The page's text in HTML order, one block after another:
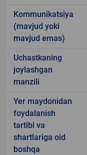
Kommunikatsiya
(mavjud yoki
mavjud emas)
Uchastkaning
joylashgan
manzili
Yer maydonidan
foydalanish
tartibi va
shartlariga oid
boshqa